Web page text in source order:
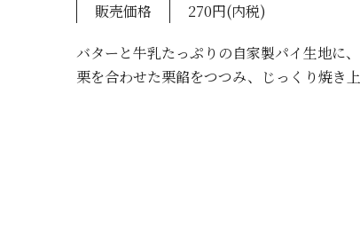
販売価格 270円(内税)
バターと牛乳たっぷりの自家製パイ生地に
栗を合わせた栗餡をつつみ、じっくり焼き上